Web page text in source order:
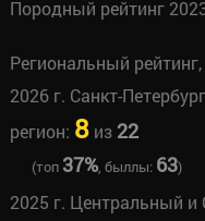
Породный рейтинг
Региональный рейтинг,
2026 г. Санкт-
регион: 8из 22
(топ 37%, быллы: 63)
2025 г. Центральный